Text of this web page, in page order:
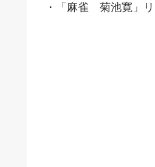
・「麻雀 菊池寛」リ